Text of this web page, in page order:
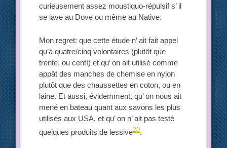
curieusement assez moustiquo-répulsif s’ il
se lave au Dove ou même au Native.
Mon regret: que cette étude n’ ait fait appel
qu’à quatre/cinq volontaires (plutôt que
trente, ou cent!) et qu’ on ait utilisé comme
appât des manches de chemise en nylon
plutôt que des chaussettes en coton, ou en
laine. Et aussi, évidemment, qu’ on nous ait
mené en bateau quant aux savons les plus
utilisés aux USA, et qu’ on n’ ait pas testé
quelques produits de lessive20.